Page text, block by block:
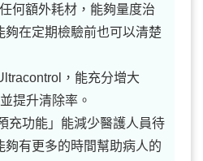
何額外耗材，能夠量度治
夠在定期檢驗前也可以清楚
，能充分增大
提升清除率。
充功能」能減少醫護人員待
夠有更多的時間幫助病人的